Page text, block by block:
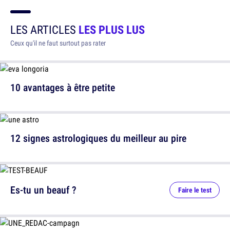
LES ARTICLES LES PLUS LUS
Ceux qu'il ne faut surtout pas rater
10 avantages à être petite
12 signes astrologiques du meilleur au pire
Es-tu un beauf ? Faire le test